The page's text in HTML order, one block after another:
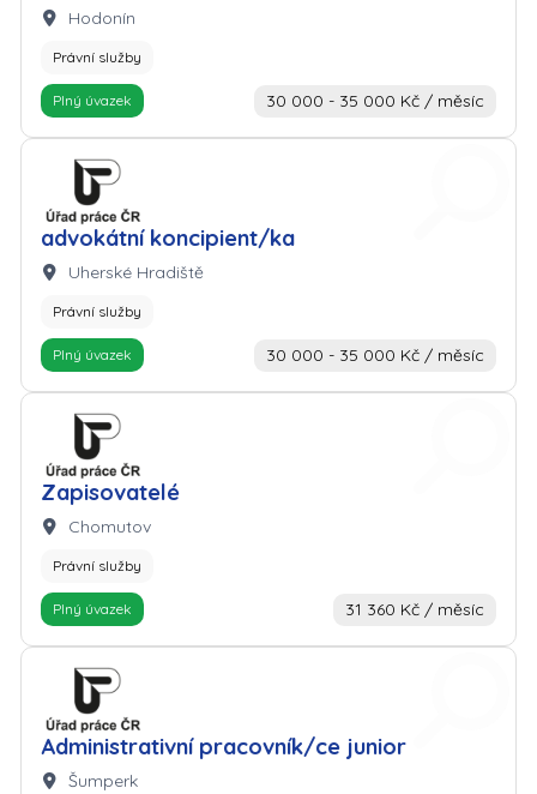
Lokalita:
Hodonín
Právní služby
Plný úvazek 30 000 - 35 000 Kč / měsíc
advokátní koncipient/ka
Zaměstnavatel: Úřad práce
Lokalita:
Uherské Hradiště
Právní služby
Plný úvazek 30 000 - 35 000 Kč / měsíc
Zapisovatelé
Zaměstnavatel: Úřad práce
Lokalita:
Chomutov
Právní služby
Plný úvazek 31 360 Kč / měsíc
Administrativní pracovník/ce junior
Zaměstnavatel: Úřad práce
Lokalita:
Šumperk